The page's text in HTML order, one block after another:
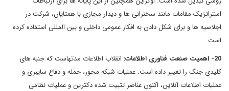
استراتژیک مقامات مانند سخنرانی ها و دیدار مجازی با همتایان، شرکت در
اجلاسیه ها و برای شکل دادن به افکار عمومی داخلی و بین المللی استفاده کرده
است.
20- اهمیت صنعت فناوری اطلاعات:
انقلاب اطلاعات مدتهاست که جنبه های
کلیدی جنگ را تغییر داده است. عملیات شبکه محور، حمله و دفاع سایبری و
عملیات اطلاعات آنلاین، اکنون عناصر تثبیت شده دکترین و عملیات نظامی